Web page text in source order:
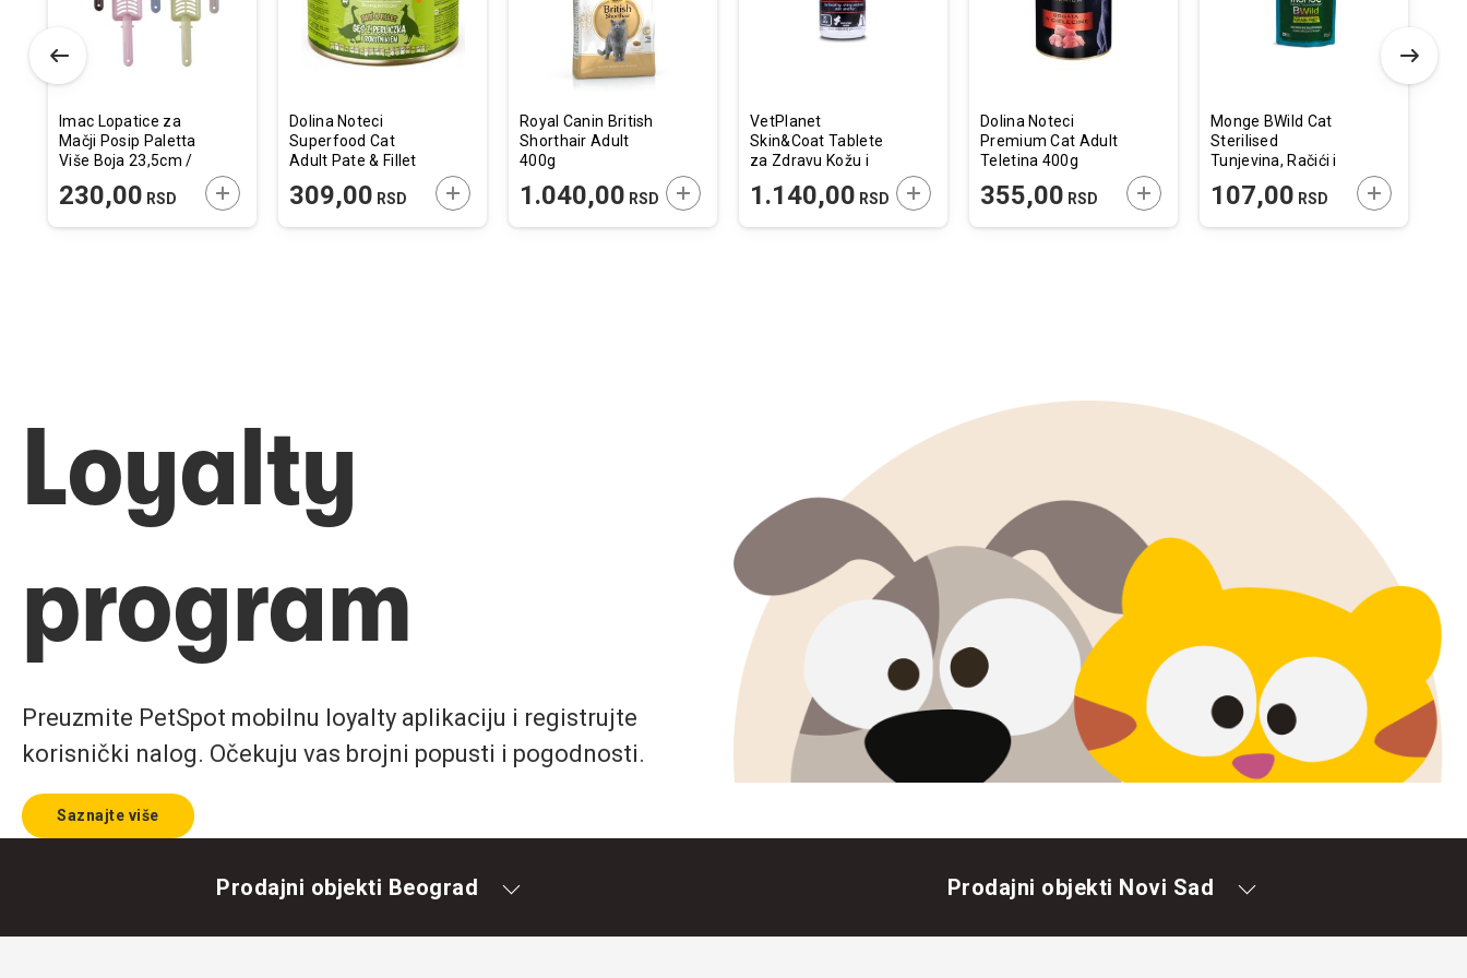
U KORPU
Imac Lopatice za
Mačji Posip Paletta
Više Boja 23,5cm /
230,00 RSD DODAJTE U KORPU
Dolina Noteci
Superfood Cat
Adult Pate & Fillet
Morkom i Pasjim
309,00 RSD DODAJTE U KORPU
Royal Canin British
Shorthair Adult
400g
1.040,00 RSD DODAJTE U KORPU
VetPlanet
Skin&Coat Tablete
za Zdravu Kožu i
Mačke 70tbl.
1.140,00 RSD DODAJTE U KORPU
Dolina Noteci
Premium Cat Adult
Teletina 400g
355,00 RSD DODAJTE U KORPU
Monge BWild Cat
Sterilised
Tunjevina, Račići i
107,00 RSD DODAJTE U
Loyalty
program
Preuzmite PetSpot mobilnu loyalty aplikaciju i registrujte
korisnički nalog. Očekuju vas brojni popusti i pogodnosti.
Saznajte više
Prodajni objekti Beograd Prodajni objekti Novi Sad